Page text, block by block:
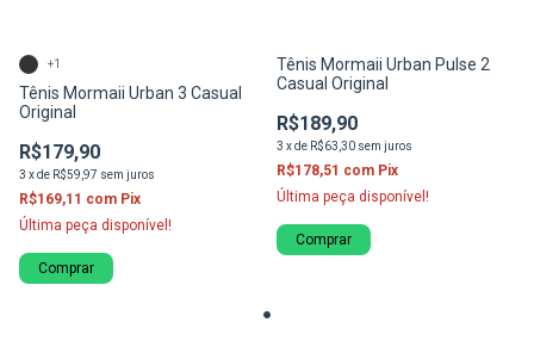
Tênis Mormaii Urban 3 Casual
Original
R$179,90
3 xde R$59,97 sem juros
R$169,11 com Pix
Última peça disponível!
+1
Comprar
Tênis Mormaii Urban Pulse 2
Casual Original
R$189,90
3 xde R$63,30 sem juros
R$178,51 com Pix
Última peça disponível!
Comprar